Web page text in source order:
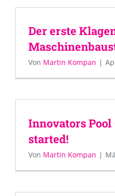
Der erste
Von Martin Kompan |
Innovators Pool
started!
Von Martin Kompan |